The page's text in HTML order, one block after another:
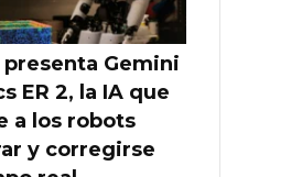
presenta Gemini
ER 2, la IA que
a los robots
y corregirse